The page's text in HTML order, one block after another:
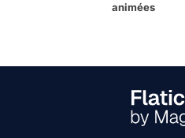
animées